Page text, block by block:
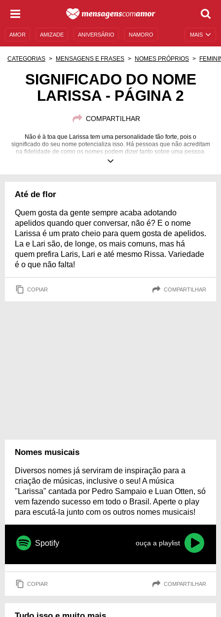
MAIS
AMOR AMIZADE ANIVERSÁRIO NAMORO
MENSAGENS E FRASES MENSAGENS DE ANIVERSÁRIO
CATEGORIAS MENSAGENS E FRASES NOMES PRÓPRIOS
SIGNIFICADO DO NOME
LARISSA - PÁGINA 2
COMPARTILHAR
Não é à toa que Larissa tem uma personalidade tão forte, pois o
significado do seu nome potencializa isso. Há pessoas que não acreditam
na fidelidade de como os nomes podem dizer tanto sobre uma pessoa.
Claro, há coisas que podem ser divergentes e estarem totalmente diferente
Saiba mais sobre o significado do nome Larissa!
Até de flor
Quem gosta da gente sempre acaba adotando
apelidos quando quer conversar, não é? E o nome
Larissa é um prato cheio para quem gosta de apelidos.
La e Lari são, de longe, os mais comuns, mas há
quem prefira Laris, Lari e até mesmo Rissa. Variedade
é o que não falta!
COPIAR COMPARTILHAR
Nomes musicais
Diversos nomes já serviram de inspiração para a
criação de músicas, inclusive o seu! A música
"Larissa" cantada por Pedro Sampaio e Luan Otten, só
vem fazendo sucesso em todo o Brasil. Aperte o play
para escutá-la junto com os outros nomes musicais!
Spotify ouça a playlist
COPIAR COMPARTILHAR